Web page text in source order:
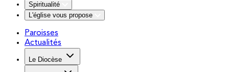
Spiritualité
L'église vous propose
Paroisses
Actualités
Le Diocèse